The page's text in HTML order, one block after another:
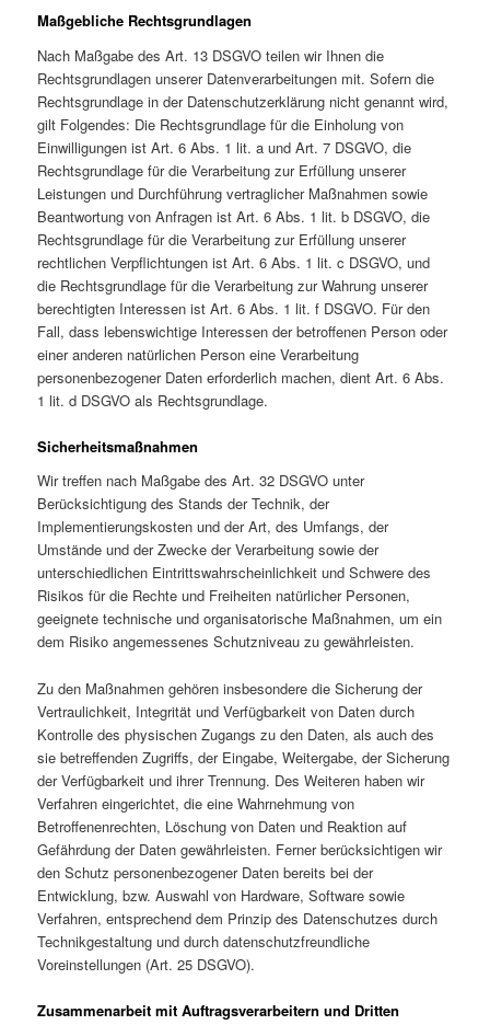
Maßgebliche Rechtsgrundlagen
Nach Maßgabe des Art. 13 DSGVO teilen wir Ihnen die
Rechtsgrundlagen unserer Datenverarbeitungen mit. Sofern die
Rechtsgrundlage in der Datenschutzerklärung nicht genannt wird,
gilt Folgendes: Die Rechtsgrundlage für die Einholung von
Einwilligungen ist Art. 6 Abs. 1 lit. a und Art. 7 DSGVO, die
Rechtsgrundlage für die Verarbeitung zur Erfüllung unserer
Leistungen und Durchführung vertraglicher Maßnahmen sowie
Beantwortung von Anfragen ist Art. 6 Abs. 1 lit. b DSGVO, die
Rechtsgrundlage für die Verarbeitung zur Erfüllung unserer
rechtlichen Verpflichtungen ist Art. 6 Abs. 1 lit. c DSGVO, und
die Rechtsgrundlage für die Verarbeitung zur Wahrung unserer
berechtigten Interessen ist Art. 6 Abs. 1 lit. f DSGVO. Für den
Fall, dass lebenswichtige Interessen der betroffenen Person oder
einer anderen natürlichen Person eine Verarbeitung
personenbezogener Daten erforderlich machen, dient Art. 6 Abs.
1 lit. d DSGVO als Rechtsgrundlage.
Sicherheitsmaßnahmen
Wir treffen nach Maßgabe des Art. 32 DSGVO unter
Berücksichtigung des Stands der Technik, der
Implementierungskosten und der Art, des Umfangs, der
Umstände und der Zwecke der Verarbeitung sowie der
unterschiedlichen Eintrittswahrscheinlichkeit und Schwere des
Risikos für die Rechte und Freiheiten natürlicher Personen,
geeignete technische und organisatorische Maßnahmen, um ein
dem Risiko angemessenes Schutzniveau zu gewährleisten.
Zu den Maßnahmen gehören insbesondere die Sicherung der
Vertraulichkeit, Integrität und Verfügbarkeit von Daten durch
Kontrolle des physischen Zugangs zu den Daten, als auch des
sie betreffenden Zugriffs, der Eingabe, Weitergabe, der Sicherung
der Verfügbarkeit und ihrer Trennung. Des Weiteren haben wir
Verfahren eingerichtet, die eine Wahrnehmung von
Betroffenenrechten, Löschung von Daten und Reaktion auf
Gefährdung der Daten gewährleisten. Ferner berücksichtigen wir
den Schutz personenbezogener Daten bereits bei der
Entwicklung, bzw. Auswahl von Hardware, Software sowie
Verfahren, entsprechend dem Prinzip des Datenschutzes durch
Technikgestaltung und durch datenschutzfreundliche
Voreinstellungen (Art. 25 DSGVO).
Zusammenarbeit mit Auftragsverarbeitern und Dritten